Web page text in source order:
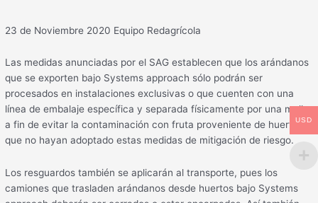
23 de Noviembre 2020 Equipo Redagrícola
Las medidas anunciadas por el SAG establecen que los arándanos
que se exporten bajo Systems approach sólo podrán ser
procesados en instalaciones exclusivas o que cuenten con una
línea de embalaje específica y separada físicamente por una malla,
a fin de evitar la contaminación con fruta proveniente de huertos
que no hayan adoptado estas medidas de mitigación de riesgo.
Los resguardos también se aplicarán al transporte, pues los
camiones que trasladen arándanos desde huertos bajo Systems
USD